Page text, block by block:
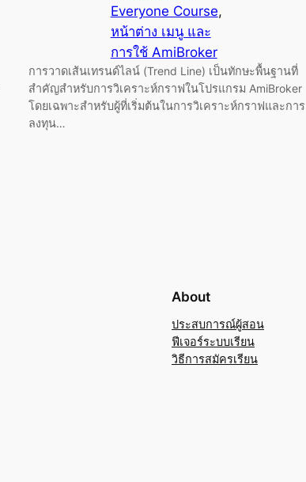
Everyone Course
หน้าต่าง เมนู และ
การใช้ AmiBroker
การวาดเส้นเทรนด์ไลน์ (Trend Line) เป็นทักษะพื้นฐานที่
สำคัญสำหรับการวิเคราะห์กราฟในโปรแกรม AmiBroker
โดยเฉพาะสำหรับผู้ที่เริ่มต้นในการวิเคราะห์กราฟและการ
ลงทุน…
About
ประสบการณ์ผู้สอน
ฟีเจอร์ระบบเรียน
วิธีการสมัครเรียน